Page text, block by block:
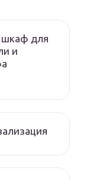
шкаф для
и